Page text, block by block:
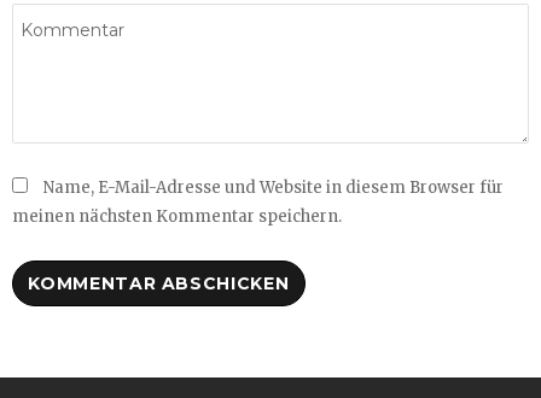
Name, E-Mail-Adresse und Website in diesem Browser für
meinen nächsten Kommentar speichern.